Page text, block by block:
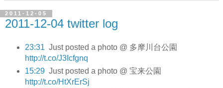
2011-12-05
2011-12-04 twitter log
23:31 Just posted a photo @ 多摩川台公園
http://t.co/J3Icfgnq
15:29 Just posted a photo @ 宝来公園
http://t.co/HtXrErSj